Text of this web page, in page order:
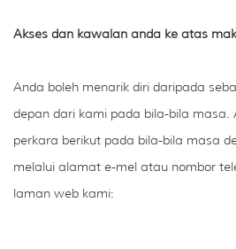
Akses dan kawalan anda ke atas
Anda boleh menarik diri daripada
depan dari kami pada bila-bila masa.
perkara berikut pada bila-bila masa
melalui alamat e-mel atau nombor
laman web kami: